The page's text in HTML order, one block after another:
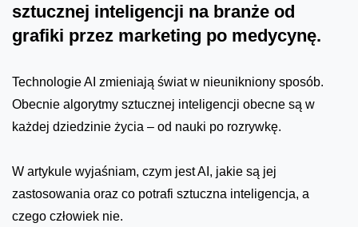
sztucznej inteligencji na branże od
grafiki przez marketing po medycynę.
Technologie AI zmieniają świat w nieunikniony sposób.
Obecnie algorytmy sztucznej inteligencji obecne są w
każdej dziedzinie życia – od nauki po rozrywkę.
W artykule wyjaśniam, czym jest AI, jakie są jej
zastosowania oraz co potrafi sztuczna inteligencja, a
czego człowiek nie.